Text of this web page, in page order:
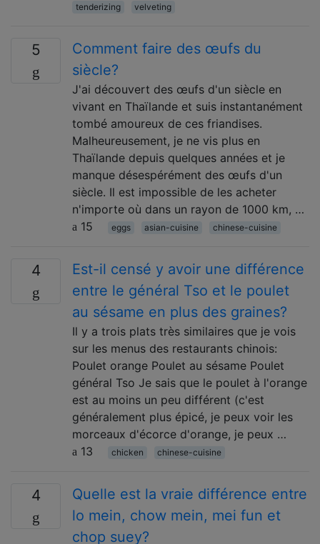
tenderizing
velveting
5
Comment faire des œufs du
siècle?
J'ai découvert des œufs d'un siècle en
vivant en Thaïlande et suis instantanément
tombé amoureux de ces friandises.
Malheureusement, je ne vis plus en
Thaïlande depuis quelques années et je
manque désespérément des œufs d'un
siècle. Il est impossible de les acheter
n'importe où dans un rayon de 1000 km, …
15
eggs asian-cuisine chinese-cuisine
4
Est-il censé y avoir une différence
entre le général Tso et le poulet
au sésame en plus des graines?
Il y a trois plats très similaires que je vois
sur les menus des restaurants chinois:
Poulet orange Poulet au sésame Poulet
général Tso Je sais que le poulet à l'orange
est au moins un peu différent (c'est
généralement plus épicé, je peux voir les
morceaux d'écorce d'orange, je peux …
13
chicken chinese-cuisine
4
Quelle est la vraie différence entre
lo mein, chow mein, mei fun et
chop suey?